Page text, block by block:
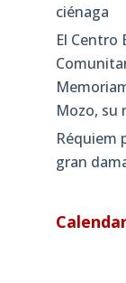
ciénaga
El Centro
Mozo, su
Réquiem
gran